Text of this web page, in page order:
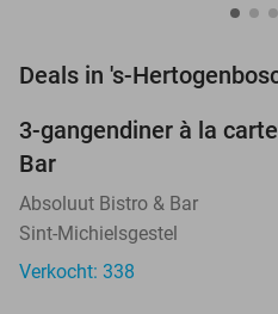
Deals in 's-
3-gangendiner à la
Bar
Absoluut Bistro & Bar
Sint-Michielsgestel
Verkocht: 338